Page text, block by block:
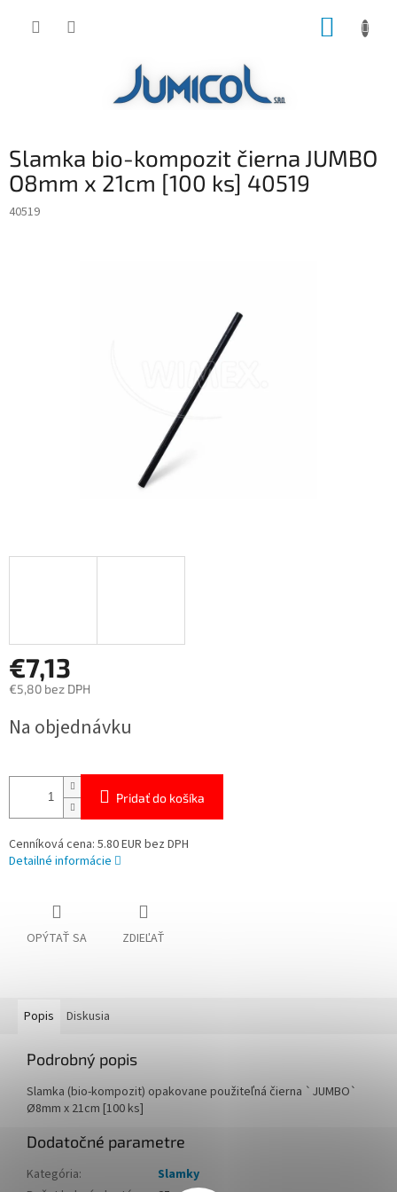
Slamka bio-kompozit čierna JUMBO
O8mm x 21cm [100 ks] 40519
40519
€7,13
€5,80 bez DPH
cena:
Na objednávku
Pridať do košíka
Cenníková cena: 5.80 EUR bez DPH
Detailné informácie
OPÝTAŤ SA ZDIEĽAŤ
Popis Diskusia
Podrobný popis
Slamka (bio-kompozit) opakovane použiteľná čierna `JUMBO`
Ø8mm x 21cm [100 ks]
Dodatočné parametre
Kategória:
Slamky